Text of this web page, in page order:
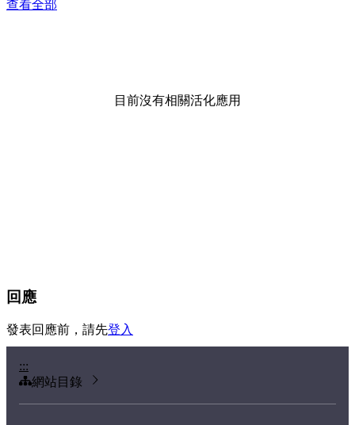
查看全部
目前沒有相關活化應用
回應
發表回應前，請先登入
:::
網站目錄